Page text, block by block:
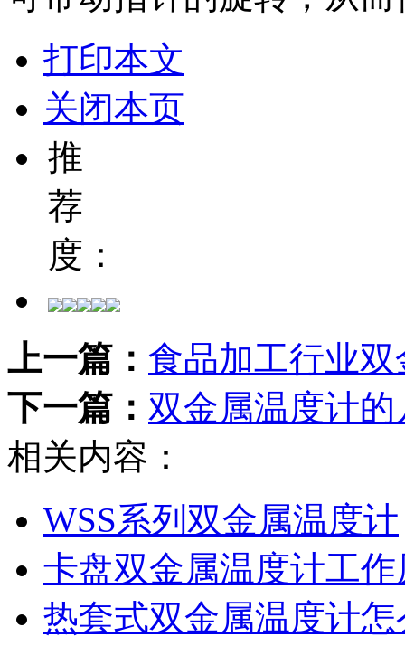
打印本文
关闭本页
推
荐
度：
上一篇： 食品加工行业
下一篇： 双金属温度计
相关内容：
WSS系列双金属温度计
卡盘双金属温度计工作
热套式双金属温度计